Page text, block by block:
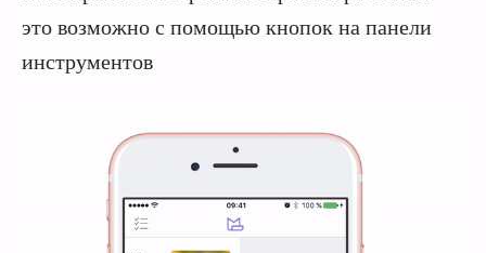
это возможно с помощью кнопок на панели
инструментов